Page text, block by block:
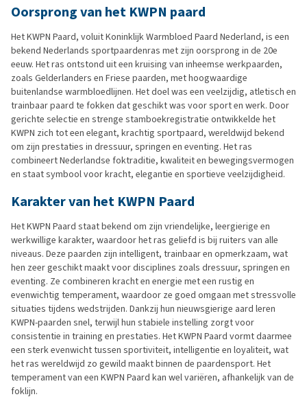
Oorsprong van het KWPN paard
Het KWPN Paard, voluit Koninklijk Warmbloed Paard Nederland, is een
bekend Nederlands sportpaardenras met zijn oorsprong in de 20e
eeuw. Het ras ontstond uit een kruising van inheemse werkpaarden,
zoals Gelderlanders en Friese paarden, met hoogwaardige
buitenlandse warmbloedlijnen. Het doel was een veelzijdig, atletisch en
trainbaar paard te fokken dat geschikt was voor sport en werk. Door
gerichte selectie en strenge stamboekregistratie ontwikkelde het
KWPN zich tot een elegant, krachtig sportpaard, wereldwijd bekend
om zijn prestaties in dressuur, springen en eventing. Het ras
combineert Nederlandse foktraditie, kwaliteit en bewegingsvermogen
en staat symbool voor kracht, elegantie en sportieve veelzijdigheid.
Karakter van het KWPN Paard
Het KWPN Paard staat bekend om zijn vriendelijke, leergierige en
werkwillige karakter, waardoor het ras geliefd is bij ruiters van alle
niveaus. Deze paarden zijn intelligent, trainbaar en opmerkzaam, wat
hen zeer geschikt maakt voor disciplines zoals dressuur, springen en
eventing. Ze combineren kracht en energie met een rustig en
evenwichtig temperament, waardoor ze goed omgaan met stressvolle
situaties tijdens wedstrijden. Dankzij hun nieuwsgierige aard leren
KWPN-paarden snel, terwijl hun stabiele instelling zorgt voor
consistentie in training en prestaties. Het KWPN Paard vormt daarmee
een sterk evenwicht tussen sportiviteit, intelligentie en loyaliteit, wat
het ras wereldwijd zo gewild maakt binnen de paardensport. Het
temperament van een KWPN Paard kan wel variëren, afhankelijk van de
foklijn.